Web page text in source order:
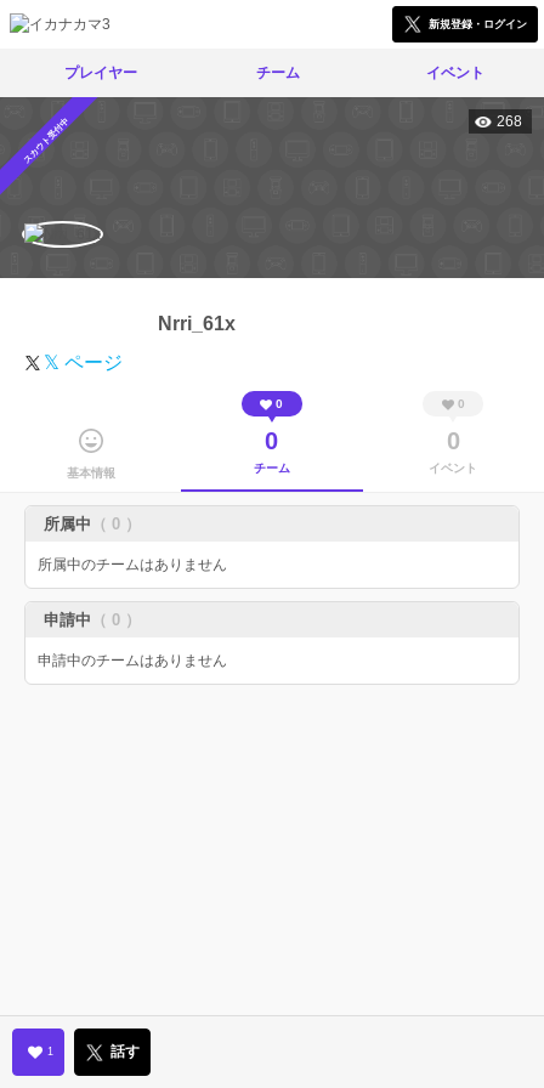
新規登録・ログイン
プレイヤー チーム イベント
スカウト受付中 268
Nrri_61x
𝕏 ページ
基本情報
0
0
チーム
0
0
イベント
所属中 （ 0 ）
所属中のチームはありません
申請中 （ 0 ）
申請中のチームはありません
1 話す